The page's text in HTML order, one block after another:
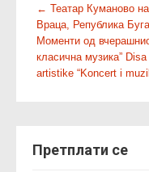
P
o
s
t
i
← Театар Куманово
Враца, Република
Моменти од
класична музика”
artistike “Koncert i
Претплати се